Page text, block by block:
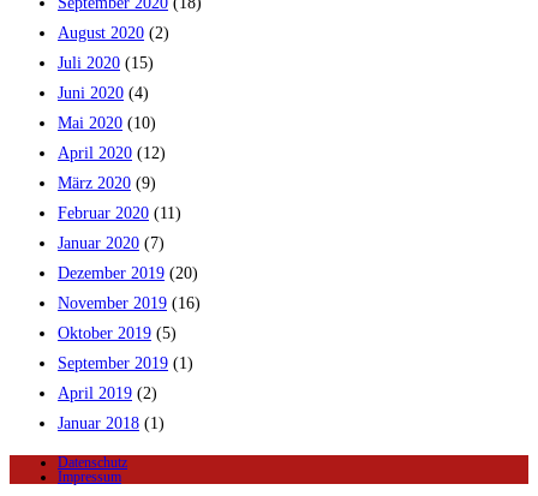
August 2020 (2)
Juli 2020 (15)
Juni 2020 (4)
Mai 2020 (10)
April 2020 (12)
März 2020 (9)
Februar 2020 (11)
Januar 2020 (7)
Dezember 2019 (20)
November 2019 (16)
Oktober 2019 (5)
September 2019 (1)
April 2019 (2)
Januar 2018 (1)
Datenschutz
Impressum